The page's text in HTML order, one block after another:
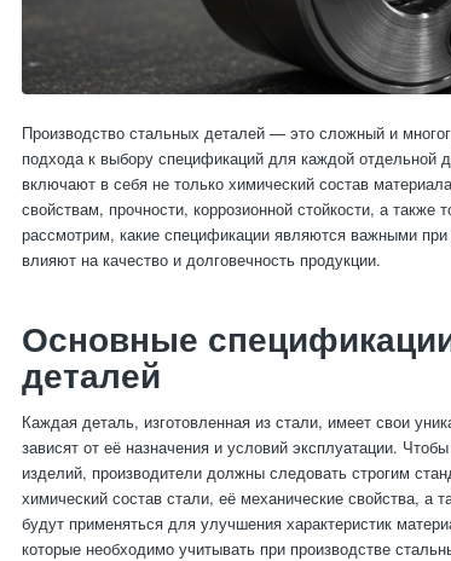
Производство стальных деталей — это сложный и
подхода к выбору спецификаций для каждой отдельной
включают в себя не только химический состав
свойствам, прочности, коррозионной стойкости, а также
рассмотрим, какие спецификации являются важными
влияют на качество и долговечность продукции.
Основные
деталей
Каждая деталь, изготовленная из стали, имеет свои
зависят от её назначения и условий эксплуатации.
изделий, производители должны следовать строгим
химический состав стали, её механические свойства, а
будут применяться для улучшения характеристик
которые необходимо учитывать при производстве